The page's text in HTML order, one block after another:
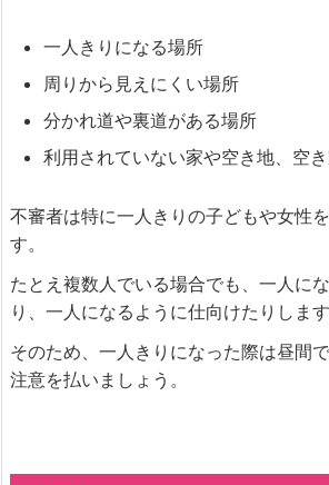
一人きりになる場所
周りから見えにくい場所
分かれ道や裏道がある場所
利用されていない家や空き地、空
不審者は特に一人きりの子どもや女性
す。
たとえ複数人でいる場合でも、一人に
り、一人になるように仕向けたりします
そのため、一人きりになった際は昼間
注意を払いましょう。